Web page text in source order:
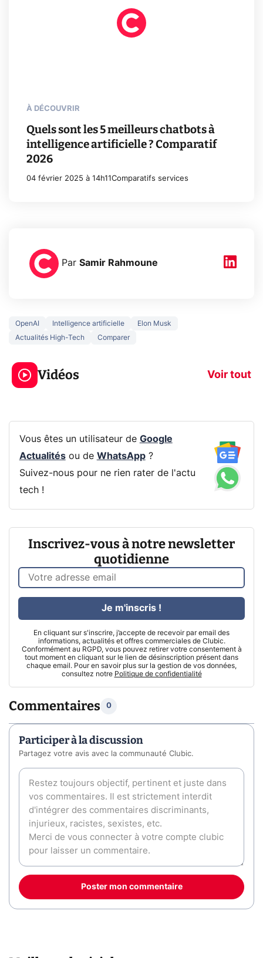
À DÉCOUVRIR
Quels sont les 5 meilleurs chatbots à
intelligence artificielle ? Comparatif
2026
04 février 2025 à 14h11Comparatifs services
Par Samir Rahmoune
OpenAI Intelligence artificielle
Elon Musk
Actualités High-Tech
Comparer
Vidéos Voir tout
3 écrans en 1 pour
319€ ? Voici L'AOC
CQ32G4ZA !
prochaine
Vous êtes un utilisateur de Google
Actualitésou de WhatsApp?
Suivez-nous pour ne rien rater de l'actu
tech !
Inscrivez-vous à notre newsletter
quotidienne
En cliquant sur s'inscrire, j’accepte de recevoir par email des
informations, actualités et offres commerciales de Clubic.
Conformément au RGPD, vous pouvez retirer votre consentement à
tout moment en cliquant sur le lien de désinscription présent dans
chaque email. Pour en savoir plus sur la gestion de vos données,
consultez notre Politique de confidentialité
Je m'inscris !
Commentaires 0
Participer à la discussion
Partagez votre avis avec la communauté Clubic.
Poster mon commentaire